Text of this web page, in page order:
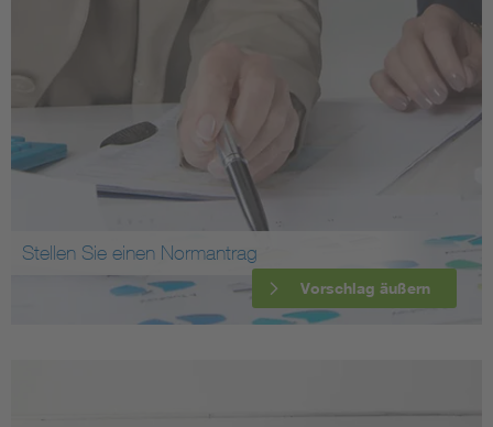
Stellen Sie einen Normantrag
Vorschlag äußern